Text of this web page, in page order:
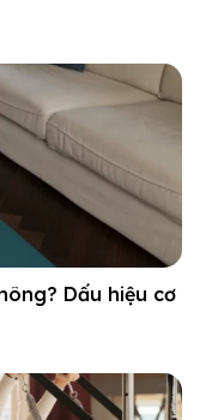
Dấu hiệu cơ